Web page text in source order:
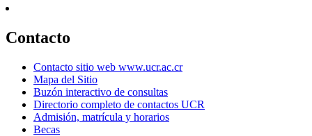
Contacto
Contacto sitio web www.ucr.ac.cr
Mapa del Sitio
Buzón interactivo de consultas
Directorio completo de contactos UCR
Admisión, matrícula y horarios
Becas